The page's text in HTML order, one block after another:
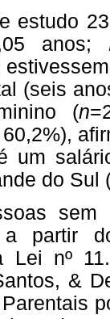
estudo
anos;
(seis
(n
um
do Sul
partir
Lei nº
&